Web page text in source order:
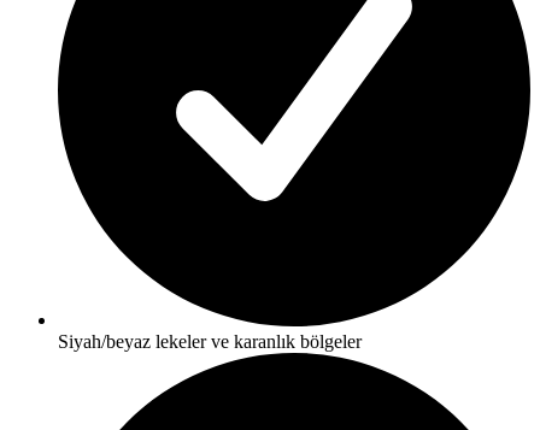
Siyah/beyaz lekeler ve karanlık bölgeler